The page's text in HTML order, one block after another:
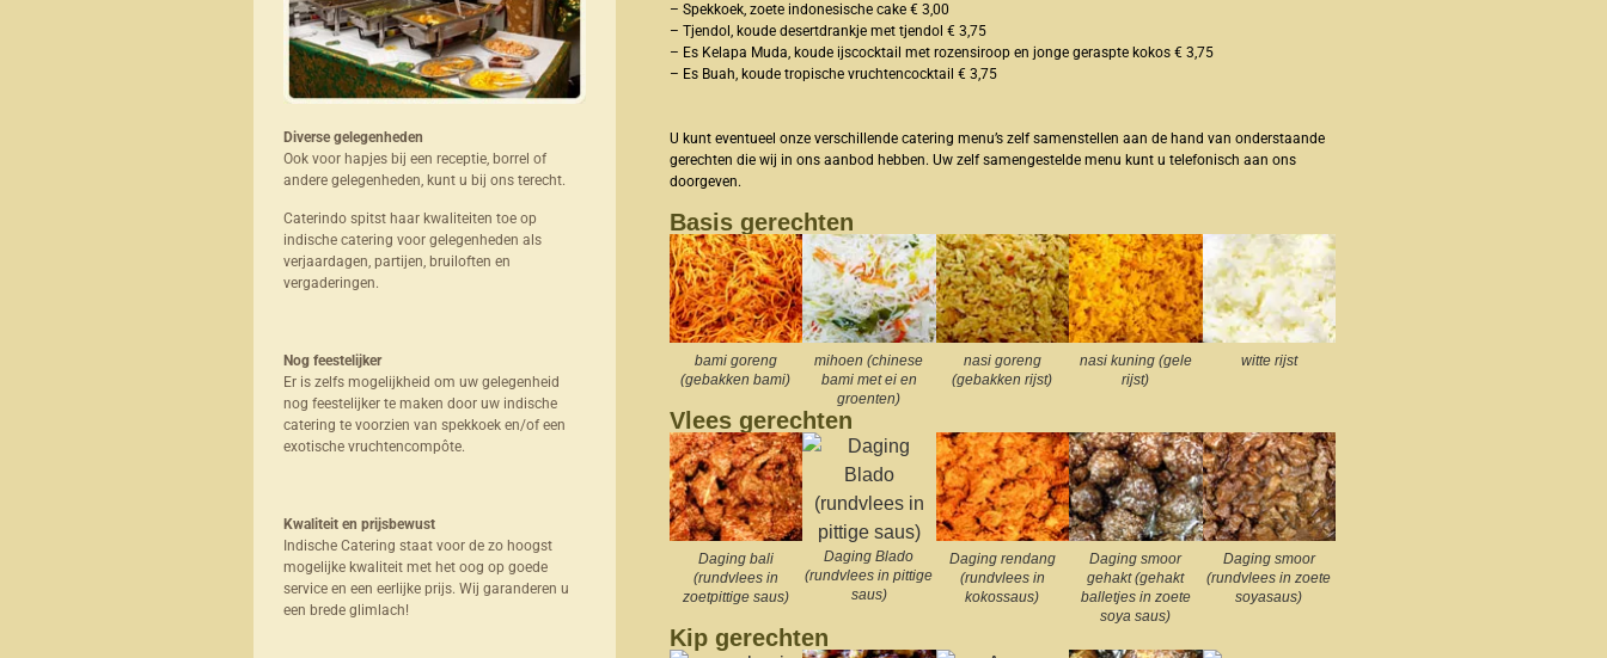
Diverse gelegenheden
Ook voor hapjes bij een receptie, borrel of
andere gelegenheden, kunt u bij ons terecht.
Caterindo spitst haar kwaliteiten toe op
indische catering voor gelegenheden als
verjaardagen, partijen, bruiloften en
vergaderingen.
Nog feestelijker
Er is zelfs mogelijkheid om uw gelegenheid
nog feestelijker te maken door uw indische
catering te voorzien van spekkoek en/of een
exotische vruchtencompôte.
Kwaliteit en prijsbewust
Indische Catering staat voor de zo hoogst
mogelijke kwaliteit met het oog op goede
service en een eerlijke prijs. Wij garanderen u
een brede glimlach!
– Spekkoek, zoete indonesische cake € 3,00
– Tjendol, koude desertdrankje met tjendol € 3,75
– Es Kelapa Muda, koude ijscocktail met rozensiroop en jonge geraspte kokos € 3,75
– Es Buah, koude tropische vruchtencocktail € 3,75
U kunt eventueel onze verschillende catering menu’s zelf samenstellen aan de hand van onderstaande
gerechten die wij in ons aanbod hebben. Uw zelf samengestelde menu kunt u telefonisch aan ons
doorgeven.
Basis gerechten
bami goreng
(gebakken bami)
mihoen (chinese
bami met ei en
groenten)
nasi goreng
(gebakken rijst)
nasi kuning (gele
rijst)
witte rijst
Vlees gerechten
Daging bali
(rundvlees in
zoetpittige saus)
Daging Blado
(rundvlees in pittige
saus)
Daging rendang
(rundvlees in
kokossaus)
Daging smoor
gehakt (gehakt
balletjes in zoete
soya saus)
Daging smoor
(rundvlees in zoete
soyasaus)
Kip gerechten